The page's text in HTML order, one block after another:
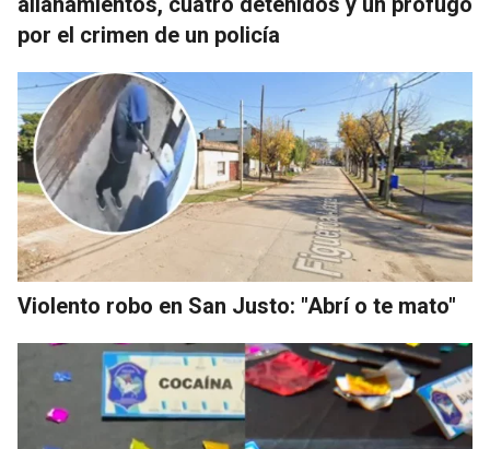
por el crimen de un policía
Violento robo en San Justo: "Abrí o te mato"